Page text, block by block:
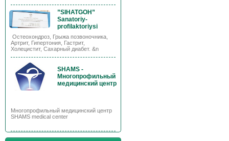
”SIHATGOH”
Sanatoriy-
profilaktoriysi
Остеохондроз, Грыжа позвоночника,
Артрит, Гипертония, Гастрит,
Холецистит, Сахарный диабет. &n
SHAMS -
Многопрофильный
медицинский центр
Многопрофильный медицинский центр
SHAMS medical center